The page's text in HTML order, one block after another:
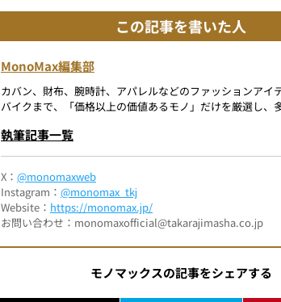
この記事を書いた人
MonoMax編集部
カバン、財布、腕時計、アパレルなどのファッションアイ
バイクまで、「価格以上の価値あるモノ」だけを厳選し、
執筆記事一覧
X： @monomaxweb
Instagram： @monomax_tkj
Website： https://monomax.jp/
お問い合わせ：monomaxofficial@takarajimasha.co.jp
モノマックスの記事をシェアする